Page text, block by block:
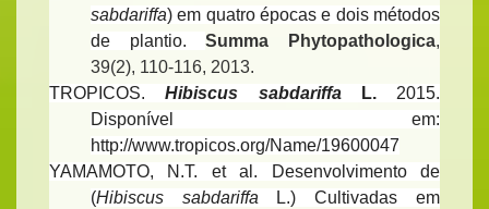
sabdariffa) em quatro épocas e dois métodos
de plantio.Summa Phytopathologica,
39(2), 110-116, 2013.
TROPICOS.Hibiscus sabdariffa L.2015.
Disponível em:
http://www.tropicos.org/Name/19600047
YAMAMOTO, N.T. et al.
Desenvolvimento de
(Hibiscus sabdariffa L.) Cultivadas em